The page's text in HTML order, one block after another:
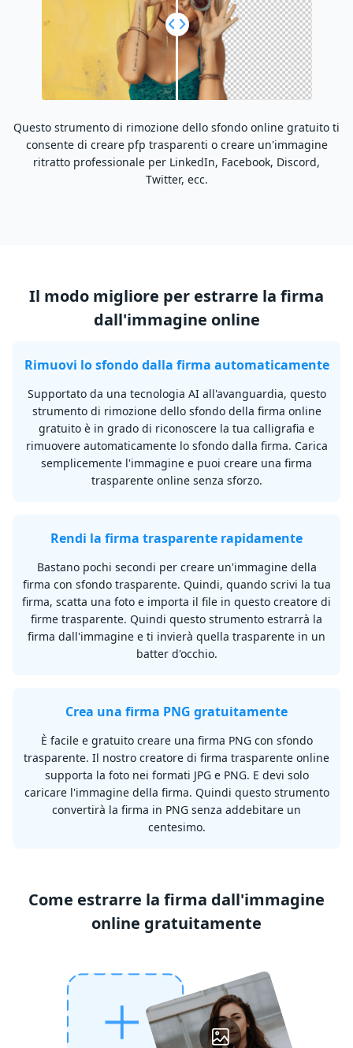
Questo strumento di rimozione dello sfondo online gratuito ti
consente di creare pfp trasparenti o creare un'immagine
ritratto professionale per LinkedIn, Facebook, Discord,
Twitter, ecc.
Il modo migliore per estrarre la firma
dall'immagine online
Rimuovi lo sfondo dalla firma automaticamente
Supportato da una tecnologia AI all'avanguardia, questo
strumento di rimozione dello sfondo della firma online
gratuito è in grado di riconoscere la tua calligrafia e
rimuovere automaticamente lo sfondo dalla firma. Carica
semplicemente l'immagine e puoi creare una firma
trasparente online senza sforzo.
Rendi la firma trasparente rapidamente
Bastano pochi secondi per creare un'immagine della
firma con sfondo trasparente. Quindi, quando scrivi la tua
firma, scatta una foto e importa il file in questo creatore di
firme trasparente. Quindi questo strumento estrarrà la
firma dall'immagine e ti invierà quella trasparente in un
batter d'occhio.
Crea una firma PNG gratuitamente
È facile e gratuito creare una firma PNG con sfondo
trasparente. Il nostro creatore di firma trasparente online
supporta la foto nei formati JPG e PNG. E devi solo
caricare l'immagine della firma. Quindi questo strumento
convertirà la firma in PNG senza addebitare un
centesimo.
Come estrarre la firma dall'immagine
online gratuitamente